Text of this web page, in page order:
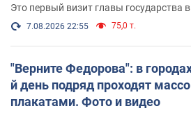
Это первый визит главы государства
7.08.2026 22:55 75,0 т.
"Верните Федорова": в
й день подряд проходят
плакатами. Фото и видео